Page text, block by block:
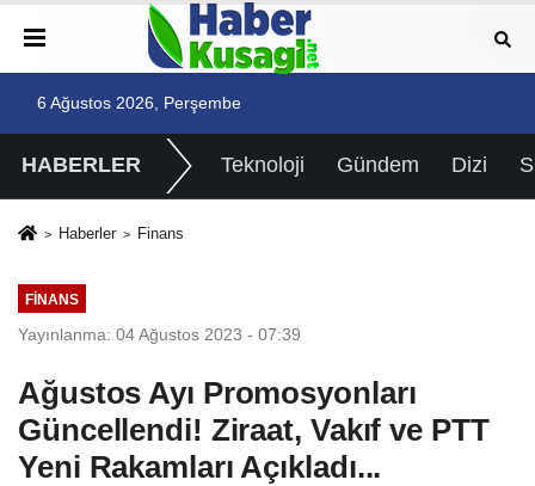
6 Ağustos 2026, Perşembe
HABERLER Teknoloji Gündem Dizi
Haberler Finans
FINANS
Yayınlanma: 04 Ağustos 2023 - 07:39
Ağustos Ayı Promosyonları
Güncellendi! Ziraat, Vakıf ve PTT
Yeni Rakamları Açıkladı...